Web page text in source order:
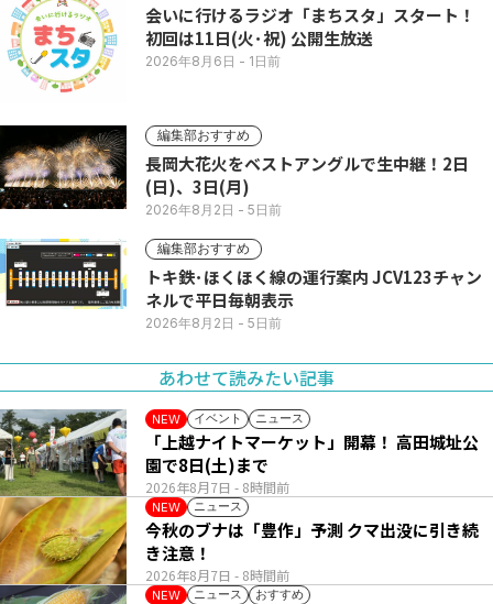
会いに行けるラジオ「まちスタ」スタート！
初回は11日(火･祝) 公開生放送
2026年8月6日 - 1日前
編集部おすすめ
長岡大花火をベストアングルで生中継！2日
(日)、3日(月)
2026年8月2日 - 5日前
編集部おすすめ
トキ鉄･ほくほく線の運行案内 JCV123チャン
ネルで平日毎朝表示
2026年8月2日 - 5日前
あわせて読みたい記事
NEW イベント ニュース
2026年8月7日 - 8時間前
「上越ナイトマーケット」開幕！ 高田城址公
園で8日(土)まで
NEW ニュース
2026年8月7日 - 8時間前
今秋のブナは「豊作」予測 クマ出没に引き続
き注意！
NEW ニュース おすすめ